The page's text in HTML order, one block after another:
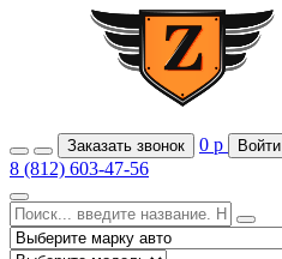
Заказать звонок 0 р Войти
8 (812) 603-47-56